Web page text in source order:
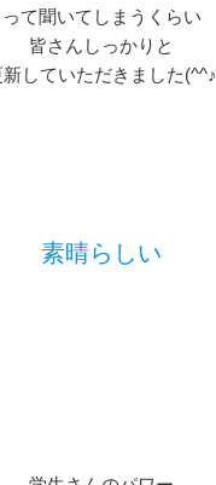
って聞いてしまうくらい
皆さんしっかりと
新していただきました(^^♪
素晴らしい